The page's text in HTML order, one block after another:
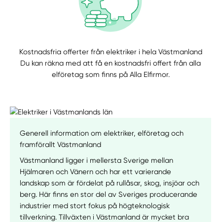
Kostnadsfria offerter från elektriker i hela Västmanland
Du kan räkna med att få en kostnadsfri offert från alla
elföretag som finns på Alla Elfirmor.
Generell information om elektriker, elföretag och
framförallt Västmanland
Västmanland ligger i mellersta Sverige mellan
Hjälmaren och Vänern och har ett varierande
landskap som är fördelat på rullåsar, skog, insjöar och
berg. Här finns en stor del av Sveriges producerande
industrier med stort fokus på högteknologisk
tillverkning. Tillväxten i Västmanland är mycket bra